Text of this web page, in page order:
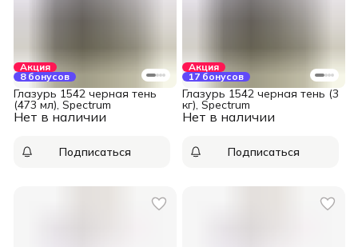
Акция
8 бонусов
Нет в наличии
Глазурь 1542 черная тень
(473 мл), Spectrum
Подписаться
Акция
17 бонусов
Нет в наличии
Глазурь 1542 черная тень (3
кг), Spectrum
Подписаться